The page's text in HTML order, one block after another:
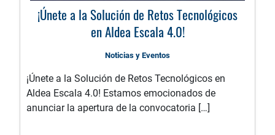
¡Únete a la Solución de Retos Tecnológicos
en Aldea Escala 4.0!
Noticias y Eventos
¡Únete a la Solución de Retos Tecnológicos en
Aldea Escala 4.0! Estamos emocionados de
anunciar la apertura de la convocatoria […]